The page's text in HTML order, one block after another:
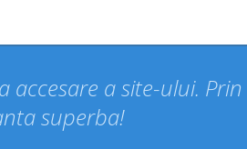
a site-ului.
superba!